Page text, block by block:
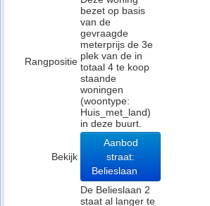
Rangpositie
bezet op basis
van de
gevraagde
meterprijs de 3e
plek van de in
totaal 4 te koop
staande
woningen
(woontype:
Huis_met_land)
in deze buurt.
Bekijk
Aanbod
straat:
Belieslaan
De Belieslaan 2
staat al langer te